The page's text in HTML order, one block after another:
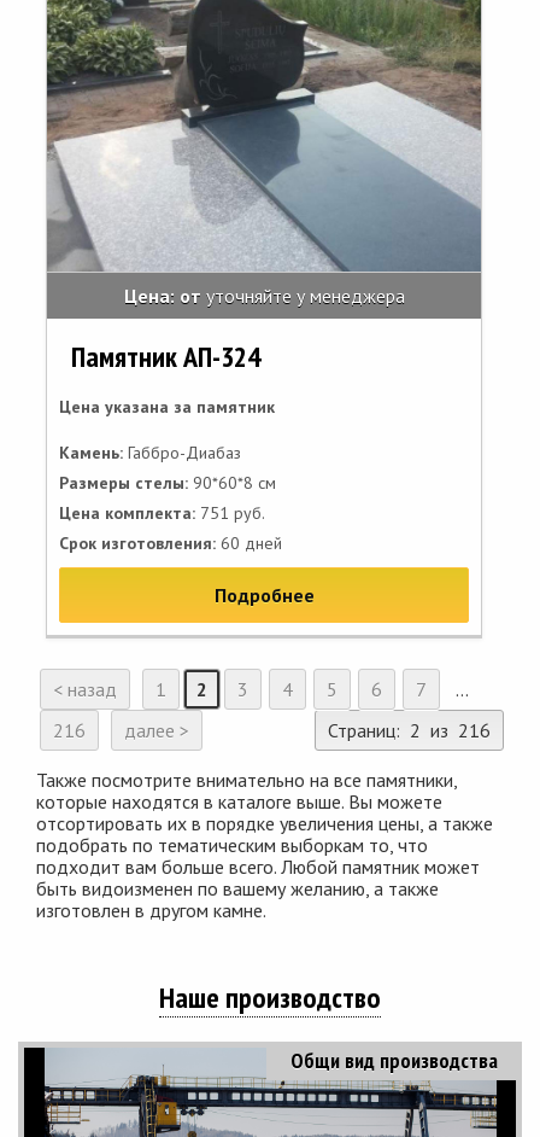
Цена: от уточняйте у менеджера
Памятник АП-324
Цена указана за памятник
Камень: Габбро-Диабаз
Размеры стелы: 90*60*8 см
Цена комплекта: 751 руб.
Срок изготовления: 60 дней
Подробнее
< назад 1 2 3 4 5 6 7
...
216
далее > Страниц: 2 из 216
Также посмотрите внимательно на все памятники,
которые находятся в каталоге выше. Вы можете
отсортировать их в порядке увеличения цены, а также
подобрать по тематическим выборкам то, что
подходит вам больше всего. Любой памятник может
быть видоизменен по вашему желанию, а также
изготовлен в другом камне.
Наше производство
Общи вид производства